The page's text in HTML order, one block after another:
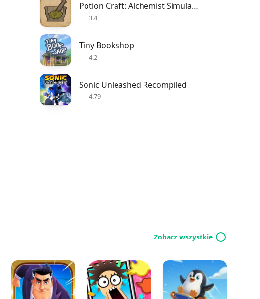
Potion Craft: Alchemist Simulator
3.4
Tiny Bookshop
4.2
Sonic Unleashed Recompiled
4.79
Zobacz wszystkie